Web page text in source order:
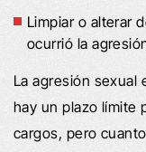
Limpiar o alterar
ocurrió la
La agresión sexual
hay un plazo límite
cargos, pero